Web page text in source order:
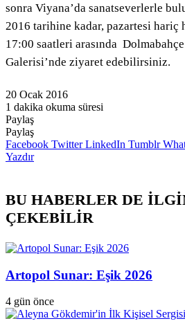
sonra Viyana’da sanatseverlerle
2016 tarihine kadar, pazartesi hariç
17:00 saatleri arasında Dolmabahçe
Galerisi’nde ziyaret edebilirsiniz.
20 Ocak 2016
1 dakika okuma süresi
Paylaş
Facebook
Twitter
LinkedIn
Pinterest
Messenger
Messenger
WhatsApp
Telegram
E-
Posta
ile
Yazdır
Paylaş
Facebook Twitter LinkedIn Tumblr
Yazdır
BU HABERLER DE
ÇEKEBİLİR
Artopol Sunar: Eşik 2026
4 gün önce